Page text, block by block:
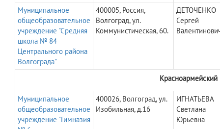
Муниципальное
общеобразовательное
учреждение "Средняя
школа № 84
Центрального района
Волгограда"
400005, Россия,
Волгоград, ул.
Коммунистическая, 60.
ДЕТОЧЕНКО
Сергей
Красноармейский
Муниципальное
общеобразовательное
учреждение "Гимназия
400026, Волгоград, ул.
Изобильная, д.16
ИГНАТЬЕВА
Светлана
Юрьевна